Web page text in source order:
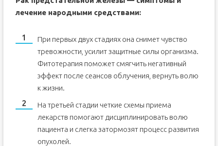
лечение народными средствами:
При первых двух стадиях она снимет чувство
тревожности, усилит защитные силы организма.
Фитотерапия поможет смягчить негативный
эффект после сеансов облучения, вернуть волю
к жизни.
На третьей стадии четкие схемы приема
лекарств помогают дисциплинировать волю
пациента и слегка затормозят процесс развития
опухолей.